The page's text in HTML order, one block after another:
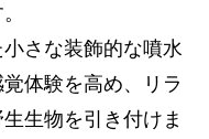
さな装飾的な噴水
体験を高め、リラ
生物を引き付けま